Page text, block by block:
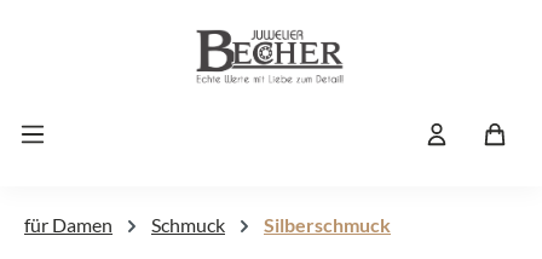
Zum Hauptinhalt springen
für Damen Schmuck Silberschmuck